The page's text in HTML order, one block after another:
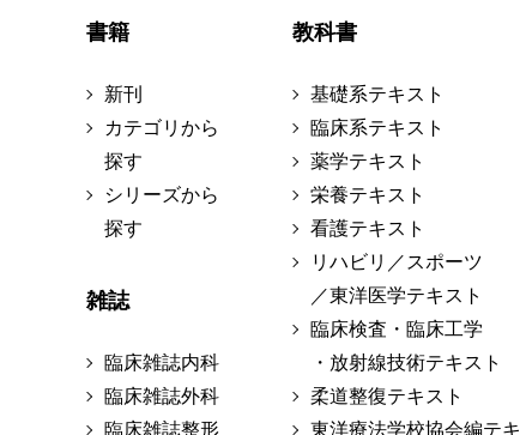
書籍
新刊
カテゴリから
探す
シリーズから
探す
雑誌
臨床雑誌内科
臨床雑誌外科
臨床雑誌整形
教科書
基礎系テキスト
臨床系テキスト
薬学テキスト
栄養テキスト
看護テキスト
リハビリ／スポーツ
／東洋医学テキスト
臨床検査・臨床工学
・放射線技術テキスト
柔道整復テキスト
東洋療法学校協会編テキ